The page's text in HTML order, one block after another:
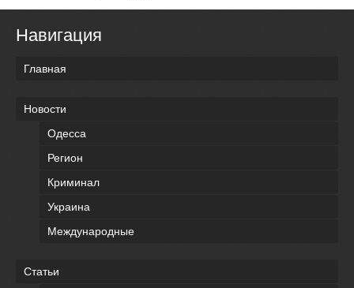
Навигация
Главная
Новости
Одесса
Регион
Криминал
Украина
Международные
Статьи